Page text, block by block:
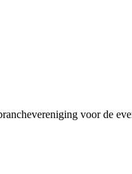
voor de